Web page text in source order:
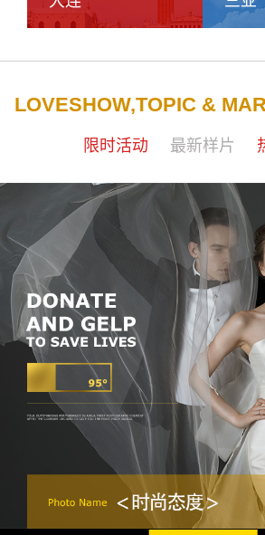
LOVESHOW,TOPIC &
限时活动 最新样片